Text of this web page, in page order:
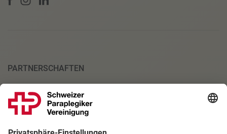
PARTNERSCHAFTEN